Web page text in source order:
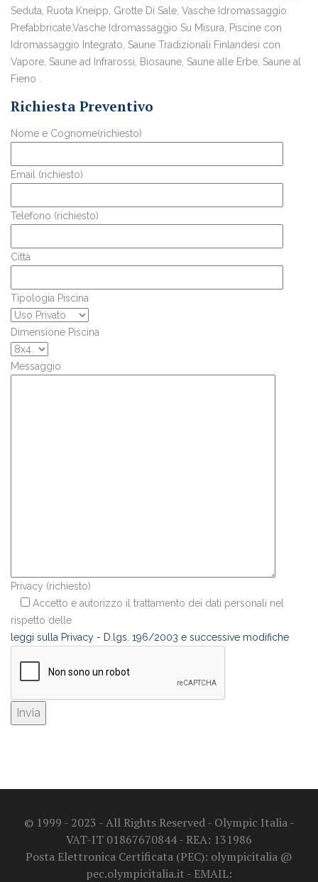
Seduta, Ruota Kneipp, Grotte Di Sale, Vasche Idromassaggio
Prefabbricate,Vasche Idromassaggio Su Misura, Piscine con
Idromassaggio Integrato, Saune Tradizionali Finlandesi con
Vapore, Saune ad Infrarossi, Biosaune, Saune alle Erbe, Saune al
Fieno .
Richiesta Preventivo
Nome e Cognome(richiesto)
Email (richiesto)
Telefono (richiesto)
Città
Tipologia Piscina
Dimensione Piscina
Messaggio
Privacy (richiesto)
Accetto e autorizzo il trattamento dei dati personali nel
rispetto delle
leggi sulla Privacy - D.lgs. 196/2003 e successive modifiche
© 1999 - 2023 - All Rights Reserved - Olympic Italia -
VAT-IT 01867670844 - REA: 131986
Posta Elettronica Certificata (PEC): olympicitalia @
pec.olympicitalia.it - EMAIL: